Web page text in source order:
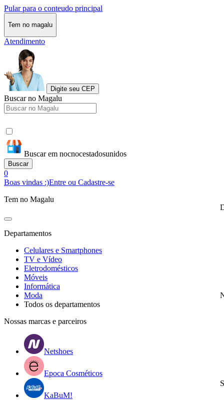
Pular para o conteudo principal
Tem no magalu
Atendimento
Digite seu CEP
Buscar no Magalu
Buscar em nocnocestadosunidos
Buscar
0
Boas vindas :)Entre ou Cadastre-se
Tem no Magalu
Departamentos
Celulares e Smartphones
TV e Vídeo
Eletrodomésticos
Móveis
Informática
Moda
Todos os departamentos
Nossas marcas e parceiros
Netshoes
Epoca Cosméticos
KaBuM!